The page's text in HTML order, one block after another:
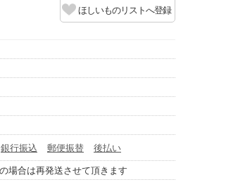
ほしいものリストへ登録
銀行振込 郵便振替
後払い
場合は再発送させて頂きます